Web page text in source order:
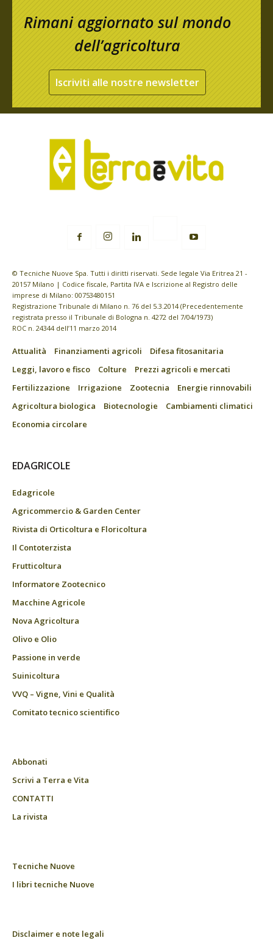
Rimani aggiornato sul mondo
dell’agricoltura
Iscriviti alle nostre newsletter
© Tecniche Nuove Spa. Tutti i diritti riservati. Sede legale Via Eritrea 21 -
20157 Milano | Codice fiscale, Partita IVA e Iscrizione al Registro delle
imprese di Milano: 00753480151
Registrazione Tribunale di Milano n. 76 del 5.3.2014 (Precedentemente
registrata presso il Tribunale di Bologna n. 4272 del 7/04/1973)
ROC n. 24344 dell’11 marzo 2014
Attualità Finanziamenti agricoli
Difesa fitosanitaria
Leggi, lavoro e fisco
Colture
Prezzi agricoli e mercati
Fertilizzazione
Irrigazione Zootecnia
Energie rinnovabili
Agricoltura biologica
Biotecnologie
Cambiamenti climatici
Economia circolare
EDAGRICOLE
Edagricole
Agricommercio & Garden Center
Rivista di Orticoltura e Floricoltura
Il Contoterzista
Frutticoltura
Informatore Zootecnico
Macchine Agricole
Nova Agricoltura
Olivo e Olio
Passione in verde
Suinicoltura
VVQ – Vigne, Vini e Qualità
Comitato tecnico scientifico
Abbonati
Scrivi a Terra e Vita
CONTATTI
La rivista
Tecniche Nuove
I libri tecniche Nuove
Disclaimer e note legali